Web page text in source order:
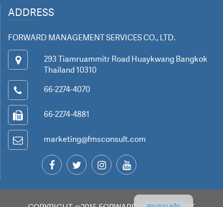
ADDRESS
FORWARD MANAGEMENT SERVICES CO., LTD.
293 Tiamruammitr Road Huaykwang Bangkok
Thailand 10310
66-2274-4070
66-2274-4881
marketing@fmsconsult.com